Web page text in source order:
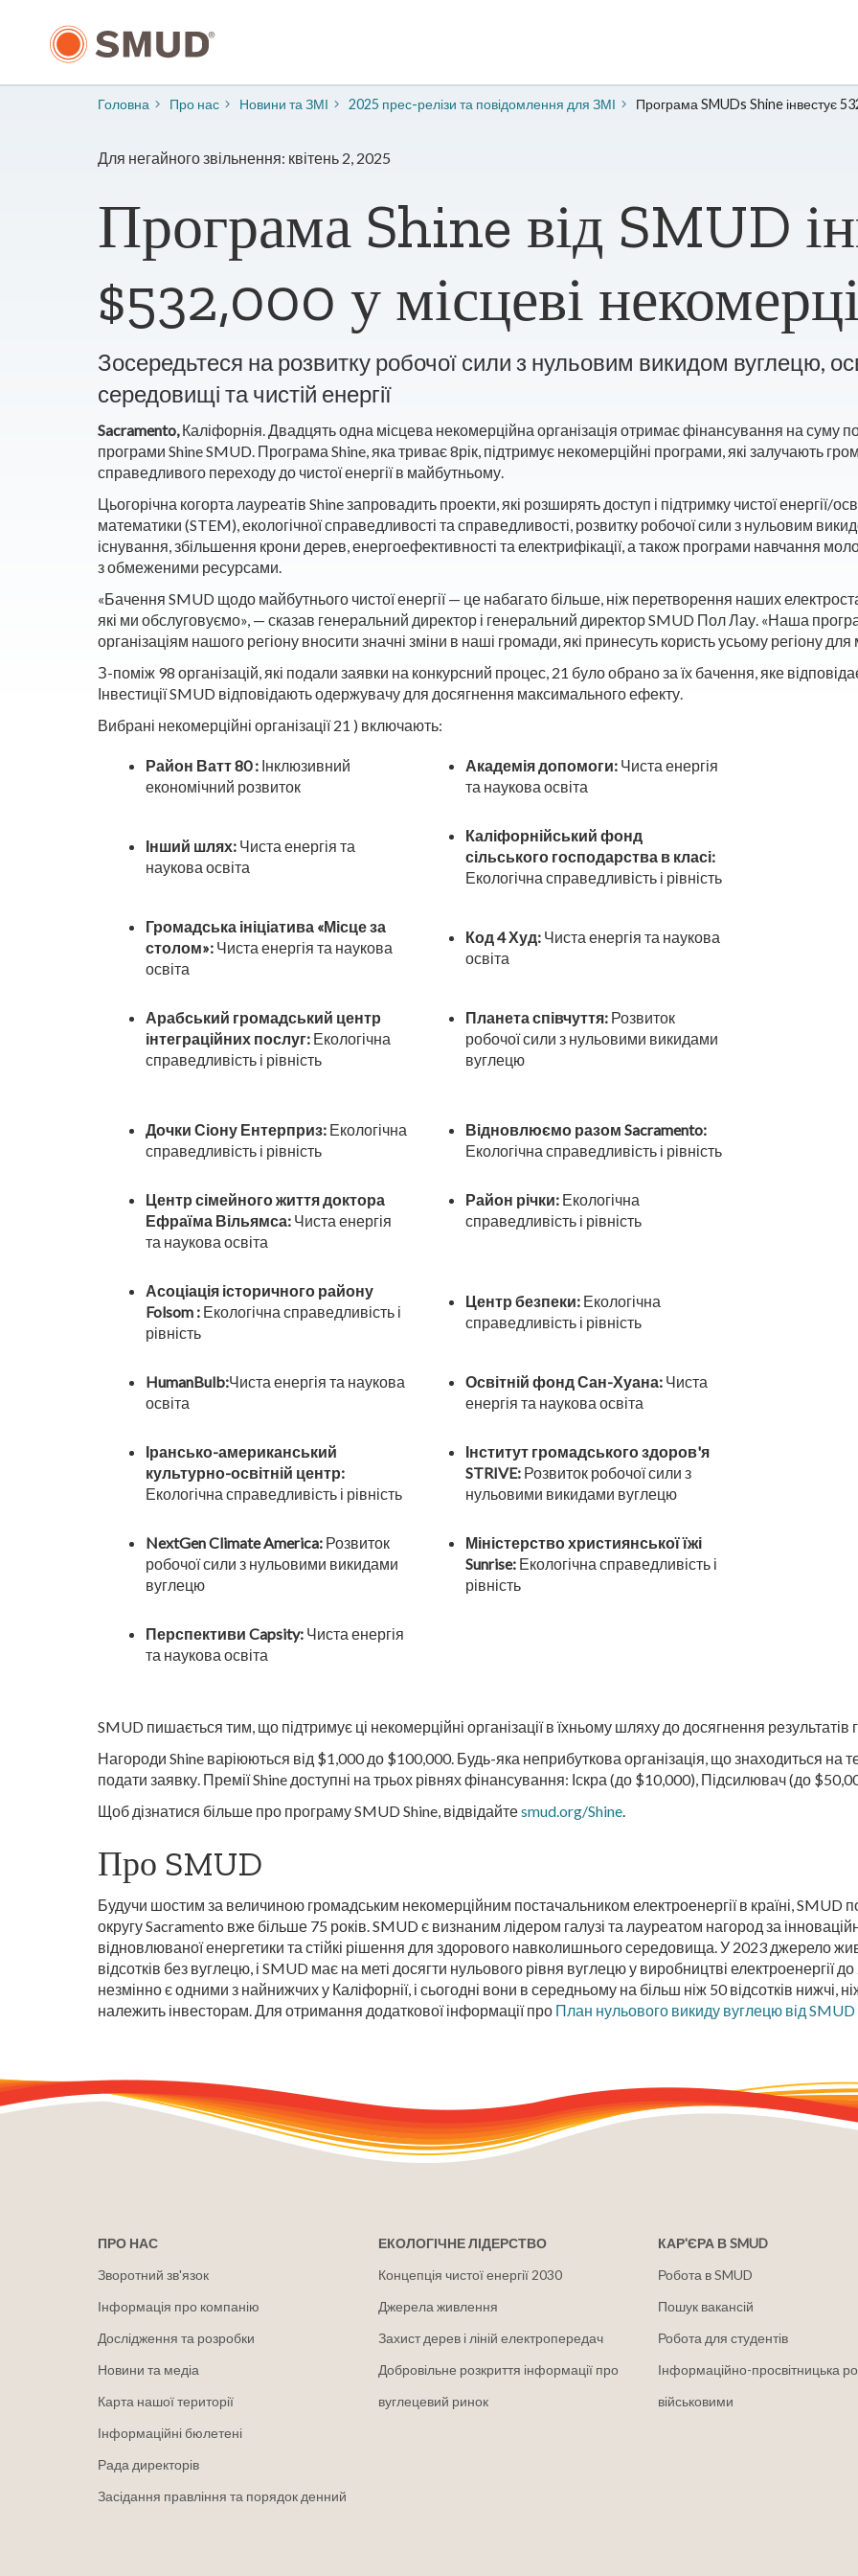
основного
Головна Про нас ​Новини та ЗМІ 2025 прес-релізи та повідомлення для ЗМІ Програма SMUDs Shine інвестує
Для негайного звільнення: квітень 2, 2025
Програма Shine від SMUD
$532,000 у місцеві
Зосередьтеся на розвитку робочої сили з нульовим викидом вуглецю,
середовищі та чистій енергії
Sacramento,Каліфорнія. Двадцять одна місцева некомерційна організація отримає фінансування на суму
програми Shine SMUD. Програма Shine, яка триває 8рік, підтримує некомерційні програми, які залучають
справедливого переходу до чистої енергії в майбутньому.
Цьогорічна когорта лауреатів Shine запровадить проекти, які розширять доступ і підтримку чистої енергії/
математики (STEM), екологічної справедливості та справедливості, розвитку робочої сили з нульовим
існування, збільшення крони дерев, енергоефективності та електрифікації, а також програми навчання
з обмеженими ресурсами.
«Бачення SMUD щодо майбутнього чистої енергії — це набагато більше, ніж перетворення наших
які ми обслуговуємо», — сказав генеральний директор і генеральний директор SMUD Пол Лау. «Наша
організаціям нашого регіону вносити значні зміни в наші громади, які принесуть користь усьому регіону для
З-поміж 98 організацій, які подали заявки на конкурсний процес, 21 було обрано за їх бачення, яке
Інвестиції SMUD відповідають одержувачу для досягнення максимального ефекту.
Вибрані некомерційні організації 21 ) включають:
Район Ватт 80 : Інклюзивний
економічний розвиток
Академія допомоги: Чиста енергія
та наукова освіта
Інший шлях: Чиста енергія та
наукова освіта
Каліфорнійський фонд
сільського господарства в класі:
Екологічна справедливість і рівність
Громадська ініціатива «Місце за
столом»: Чиста енергія та наукова
освіта
Код 4 Худ: Чиста енергія та наукова
освіта
Арабський громадський центр
інтеграційних послуг: Екологічна
справедливість і рівність
Планета співчуття: Розвиток
робочої сили з нульовими викидами
вуглецю
Дочки Сіону Ентерприз: Екологічна
справедливість і рівність
Відновлюємо разом Sacramento:
Екологічна справедливість і рівність
Центр сімейного життя доктора
Ефраїма Вільямса: Чиста енергія
та наукова освіта
Район річки: Екологічна
справедливість і рівність
Асоціація історичного району
Folsom : Екологічна справедливість і
рівність
Центр безпеки: Екологічна
справедливість і рівність
HumanBulb:Чиста енергія та наукова
освіта
Освітній фонд Сан-Хуана: Чиста
енергія та наукова освіта
Ірансько-американський
культурно-освітній центр:
Екологічна справедливість і рівність
Інститут громадського здоров'я
STRIVE: Розвиток робочої сили з
нульовими викидами вуглецю
NextGen Climate America: Розвиток
робочої сили з нульовими викидами
вуглецю
Міністерство християнської їжі
Sunrise: Екологічна справедливість і
рівність
Перспективи Capsity: Чиста енергія
та наукова освіта
SMUD пишається тим, що підтримує ці некомерційні організації в їхньому шляху до досягнення
Нагороди Shine варіюються від $1,000 до $100,000. Будь-яка неприбуткова організація, що знаходиться на
подати заявку. Премії Shine доступні на трьох рівнях фінансування: Іскра (до $10,000), Підсилювач (до
Щоб дізнатися більше про програму SMUD Shine, відвідайтеsmud.org/Shine.
Про SMUD
Будучи шостим за величиною громадським некомерційним постачальником електроенергії в країні, SMUD
округу Sacramento вже більше 75 років. SMUD є визнаним лідером галузі та лауреатом нагород за
відновлюваної енергетики та стійкі рішення для здорового навколишнього середовища. У 2023 джерело
відсотків без вуглецю, і SMUD має на меті досягти нульового рівня вуглецю у виробництві електроенергії
незмінно є одними з найнижчих у Каліфорнії, і сьогодні вони в середньому на більш ніж 50 відсотків нижчі,
належить інвесторам. Для отримання додаткової інформації про План нульового викиду вуглецю від SMUD
ПРО НАС
Зворотний зв'язок
Інформація про компанію
Дослідження та розробки
Новини та медіа
Карта нашої території
Інформаційні бюлетені
Рада директорів
Засідання правління та порядок денний
ЕКОЛОГІЧНЕ ЛІДЕРСТВО
Концепція чистої енергії 2030
Джерела живлення
Захист дерев і ліній електропередач
Добровільне розкриття інформації про
вуглецевий ринок
КАР'ЄРА В SMUD
Робота в SMUD
Пошук вакансій
Робота для студентів
Інформаційно-просвітницька
військовими